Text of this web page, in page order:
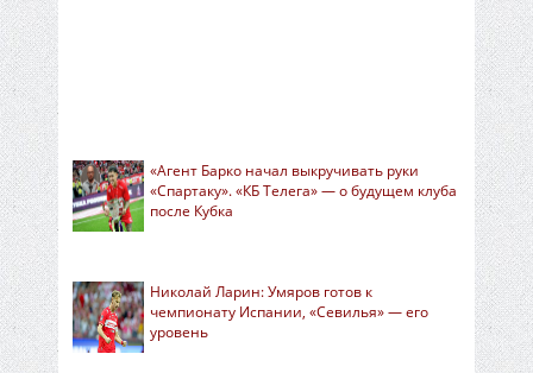
«Агент Барко начал выкручивать руки
«Спартаку». «КБ Телега» — о будущем клуба
после Кубка
Николай Ларин: Умяров готов к
чемпионату Испании, «Севилья» — его
уровень